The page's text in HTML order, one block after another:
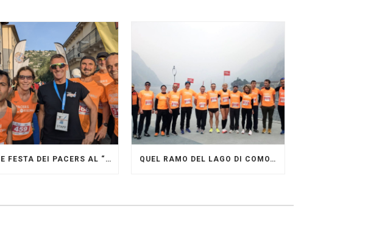
GRANDE FESTA DEI PACERS AL “GARDA LAKE RUNNING FESTIVAL” QUEL RAMO DEL LAGO DI COMO…